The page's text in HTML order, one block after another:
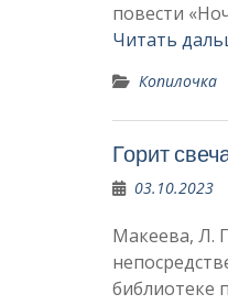
повести
Читать
Копилочка
Горит
03.10.2023
Макеева, Л.
библиоте­ке